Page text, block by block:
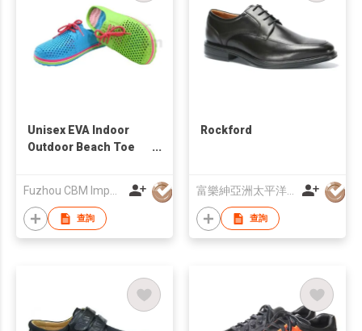
Unisex EVA Indoor
Outdoor Beach Toe
Fuzhou CBM Import & Export Company Limited
查詢
Rockford
富樂紳亞洲太平洋有限公司
查詢